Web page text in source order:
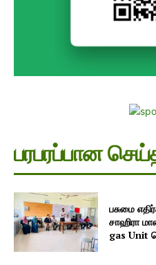
பரபரப்பான
பசுமை
சாஹிரா
gas Unit